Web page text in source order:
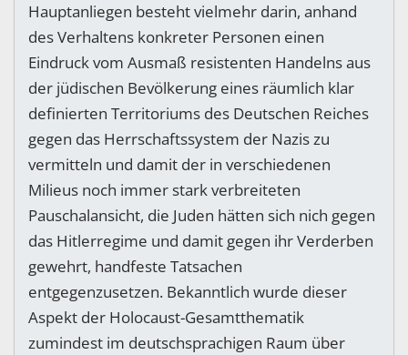
Hauptanliegen besteht vielmehr darin, anhand
des Verhaltens konkreter Personen einen
Eindruck vom Ausmaß resistenten Handelns aus
der jüdischen Bevölkerung eines räumlich klar
definierten Territoriums des Deutschen Reiches
gegen das Herrschaftssystem der Nazis zu
vermitteln und damit der in verschiedenen
Milieus noch immer stark verbreiteten
Pauschalansicht, die Juden hätten sich nich gegen
das Hitlerregime und damit gegen ihr Verderben
gewehrt, handfeste Tatsachen
entgegenzusetzen. Bekanntlich wurde dieser
Aspekt der Holocaust-Gesamtthematik
zumindest im deutschsprachigen Raum über